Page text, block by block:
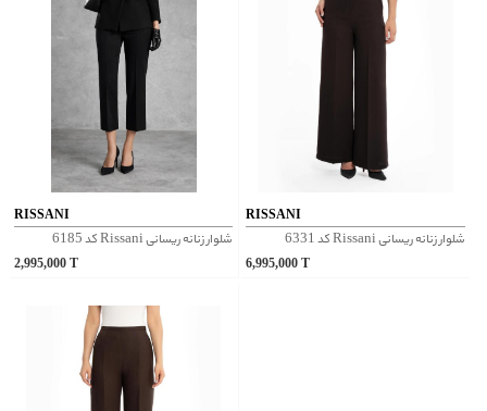
RISSANI
شلوار زنانه ریسانی Rissani کد 6185
2,995,000
RISSANI
شلوار زنانه ریسانی Rissani کد 6331
6,995,000